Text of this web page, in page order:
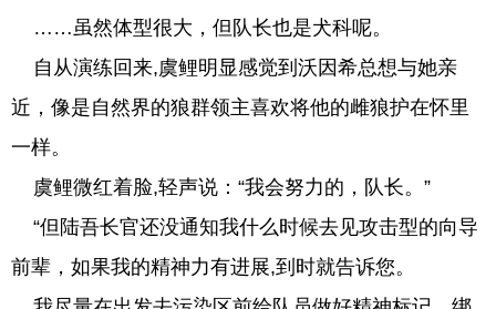
……虽然体型很大，但队长也是犬科呢。
自从演练回来,虞鲤明显感觉到沃因希总想与她亲
近，像是自然界的狼群领主喜欢将他的雌狼护在怀里
一样。
虞鲤微红着脸,轻声说：“我会努力的，队长。”
“但陆吾长官还没通知我什么时候去见攻击型的向导
前辈，如果我的精神力有进展,到时就告诉您。